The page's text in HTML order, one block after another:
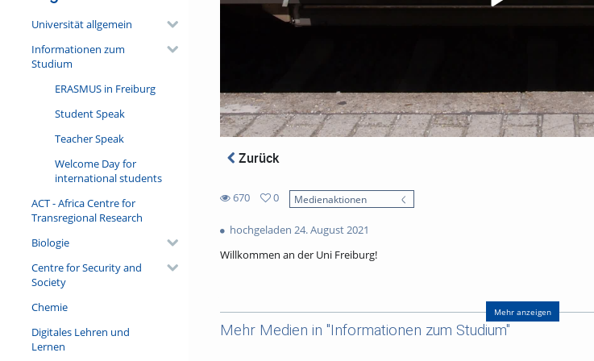
Universität allgemein
Informationen zum
Studium
ERASMUS in Freiburg
Student Speak
Teacher Speak
Welcome Day for
international students
ACT - Africa Centre for
Transregional Research
Biologie
Centre for Security and
Society
Chemie
Digitales Lehren und
Lernen
Zurück
670
views
0
favorites
Medienaktionen
hochgeladen 24. August 2021
Willkommen an der Uni Freiburg!
Production
Universität Freiburg: Service Center Studium - Zentrale Studienberatung
Mehr anzeigen
Mehr Medien in "Informationen zum Studium"